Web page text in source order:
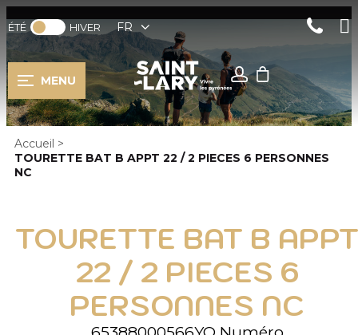
ÉTÉ HIVER FR
MENU
Accueil >
TOURETTE BAT B APPT 22 / 2 PIECES 6 PERSONNES
NC
TOURETTE BAT B APPT
22 / 2 PIECES 6
PERSONNES NC